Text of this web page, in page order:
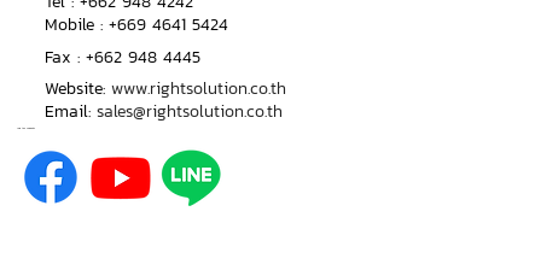
Email:sales@rightsolution.co.th
Website:www.rightsolution.co.th
Fax : +662 948 4445
Mobile :+669 4641 5424